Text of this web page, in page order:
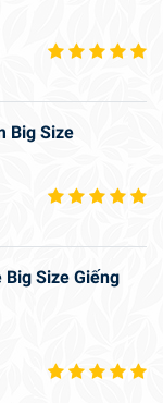
Big Size
Big Size Giếng